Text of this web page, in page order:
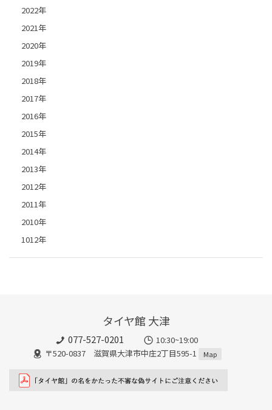
2022年
2021年
2020年
2019年
2018年
2017年
2016年
2015年
2014年
2013年
2012年
2011年
2010年
1012年
タイヤ館 大津
077-527-0201
10:30~19:00
〒520-0837 滋賀県大津市中庄2丁目595-1
Map